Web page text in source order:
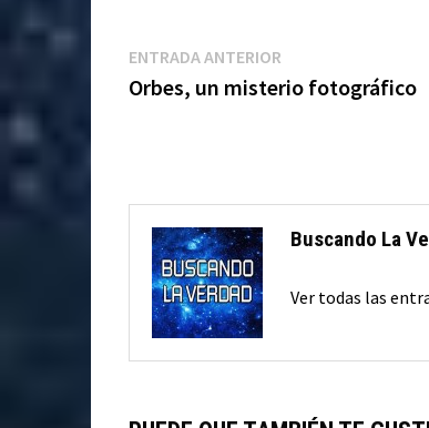
Navegación
de
ENTRADA ANTERIOREntrada
anterior:
Orbes, un misterio fotográfico
Buscando La
Ver todas las